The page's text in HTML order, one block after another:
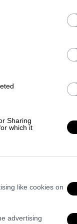
Sharing
which it
like cookies on
advertising
και
των